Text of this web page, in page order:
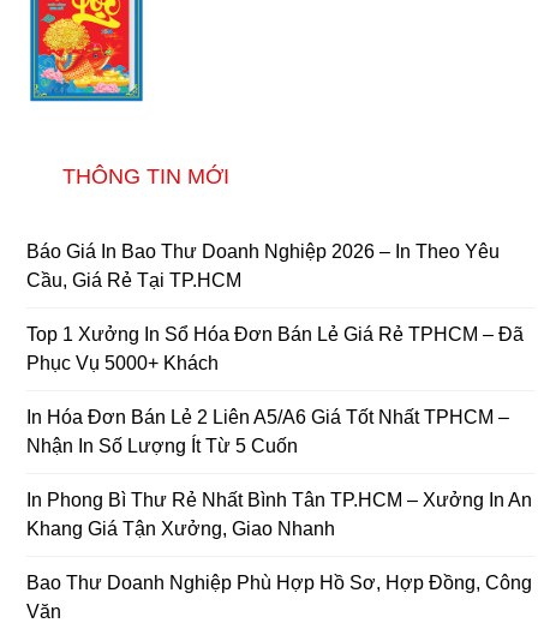
THÔNG TIN MỚI
Báo Giá In Bao Thư Doanh Nghiệp 2026 – In Theo Yêu
Cầu, Giá Rẻ Tại TP.HCM
Top 1 Xưởng In Sổ Hóa Đơn Bán Lẻ Giá Rẻ TPHCM – Đã
Phục Vụ 5000+ Khách
In Hóa Đơn Bán Lẻ 2 Liên A5/A6 Giá Tốt Nhất TPHCM –
Nhận In Số Lượng Ít Từ 5 Cuốn
In Phong Bì Thư Rẻ Nhất Bình Tân TP.HCM – Xưởng In An
Khang Giá Tận Xưởng, Giao Nhanh
Bao Thư Doanh Nghiệp Phù Hợp Hồ Sơ, Hợp Đồng, Công
Văn